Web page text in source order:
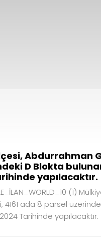
Abdurrahman
D Blokta
yapılacaktır.
(1)
ada 8 parsel
Tarihinde yapılacaktır.